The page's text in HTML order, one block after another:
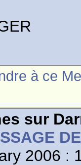
à ce
sur
2006 :